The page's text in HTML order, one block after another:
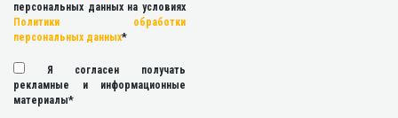
персональных данных на условиях
Политики обработки
персональных данных*
Я согласен получать
рекламные и информационные
материалы*